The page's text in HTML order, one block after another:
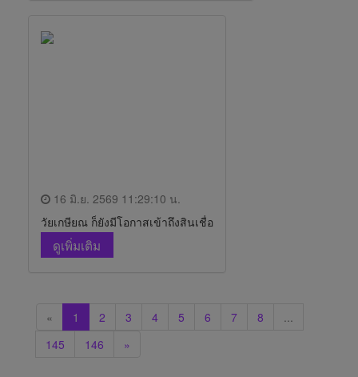
16 มิ.ย. 2569 11:29:10 น.
วัยเกษียณ ก็ยังมีโอกาสเข้าถึงสินเชื่อ
ดูเพิ่มเติม
« 1 2 3 4 5 6 7 8
...
145
146 »